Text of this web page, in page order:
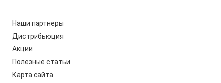
Наши партнеры
Дистрибьюция
Акции
Полезные статьи
Карта сайта